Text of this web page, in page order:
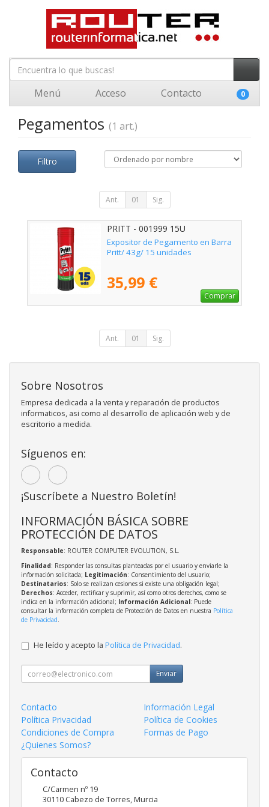
Menú Acceso Contacto 0
Pegamentos (1 art.)
Filtro
Ant. 01 Sig.
PRITT - 001999 15U
Expositor de Pegamento en Barra
Pritt/ 43g/ 15 unidades
35,99 €
Comprar
Ant. 01 Sig.
Sobre Nosotros
Empresa dedicada a la venta y reparación de productos
informaticos, asi como al desarrollo de aplicación web y de
escritorio a medida.
Síguenos en:
¡Suscríbete a Nuestro Boletín!
INFORMACIÓN BÁSICA SOBRE
PROTECCIÓN DE DATOS
Responsable: ROUTER COMPUTER EVOLUTION, S.L.
Finalidad: Responder las consultas planteadas por el usuario y enviarle la
información solicitada; Legitimación: Consentimiento del usuario;
Destinatarios: Solo se realizan cesiones si existe una obligación legal;
Derechos: Acceder, rectificar y suprimir, así como otros derechos, como se
indica en la información adicional; Información Adicional: Puede
consultar la información completa de Protección de Datos en nuestra Política
de Privacidad.
He leído y acepto la Política de Privacidad.
Enviar
Contacto
Información Legal
Política Privacidad
Política de Cookies
Condiciones de Compra
Formas de Pago
¿Quienes Somos?
Contacto
C/Carmen nº 19
30110 Cabezo de Torres,Murcia